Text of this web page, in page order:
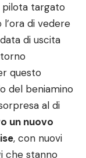
pilota targato
di vedere
di uscita
questo
del beniamino
al di
un nuovo
, con nuovi
che stanno